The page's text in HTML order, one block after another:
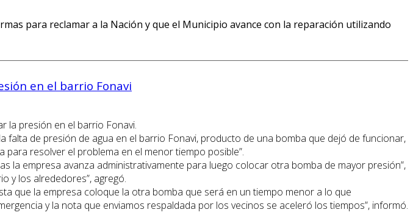
para reclamar a la Nación y que el Municipio avance con la reparación utilizando
en el barrio Fonavi
la presión en el barrio Fonavi.
falta de presión de agua en el barrio Fonavi, producto de una bomba que dejó de funcionar,
para resolver el problema en el menor tiempo posible”.
la empresa avanza administrativamente para luego colocar otra bomba de mayor presión”,
y los alrededores”, agregó.
que la empresa coloque la otra bomba que será en un tiempo menor a lo que
y la nota que enviamos respaldada por los vecinos se aceleró los tiempos”, informó.